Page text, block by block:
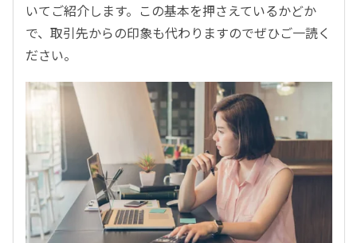
いてご紹介します。この基本を押さえているかどか
で、取引先からの印象も代わりますのでぜひご一読く
ださい。